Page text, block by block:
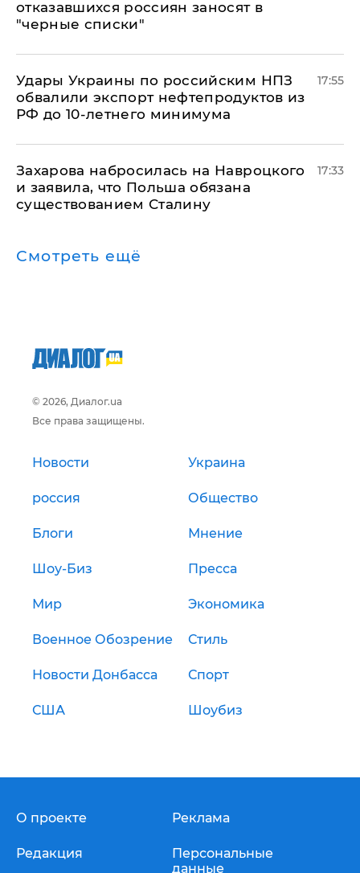
отказавшихся россиян заносят в
"черные списки"
Удары Украины по российским НПЗ
обвалили экспорт нефтепродуктов из
РФ до 10-летнего минимума
17:55
​Захарова набросилась на Навроцкого
и заявила, что Польша обязана
существованием Сталину
17:33
Смотреть ещё
© 2026, Диалог.ua
Все права защищены.
Новости Украина
россия Общество
Блоги Мнение
Шоу-Биз Пресса
Мир Экономика
Военное Обозрение Стиль
Новости Донбасса Спорт
США Шоубиз
О проекте
Редакция
Реклама
Персональные
данные